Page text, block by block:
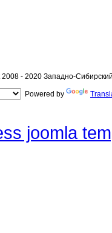
2008 - 2020 Западно-
Powered by
joomla